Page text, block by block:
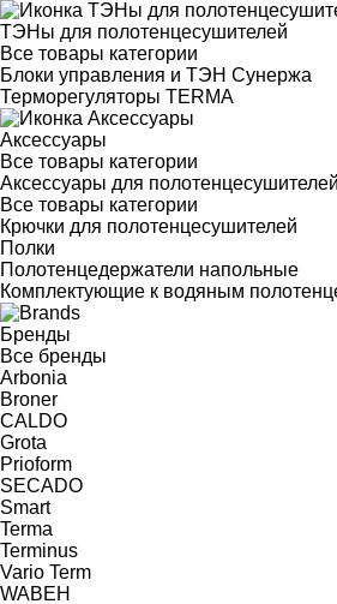
ТЭНы для полотенцесушителей
Все товары категории
Блоки управления и ТЭН Сунержа
Терморегуляторы TERMA
Аксессуары
Все товары категории
Аксессуары для полотенцесушителей
Все товары категории
Крючки для полотенцесушителей
Полки
Полотенцедержатели напольные
Комплектующие к водяным
Бренды
Все бренды
Arbonia
Broner
CALDO
Grota
Prioform
SECADO
Smart
Terma
Terminus
Vario Term
WABEH